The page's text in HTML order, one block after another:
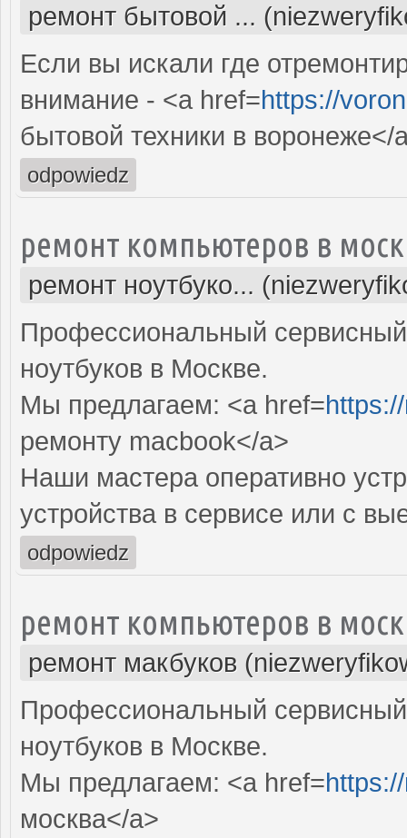
ремонт бытовой ...
Если вы искали где
внимание - <a href=https://
бытовой техники в воронеже</
odpowiedz
ремонт компьютеров в
ремонт ноутбуко...
Профессиональный
ноутбуков в Москве.
Мы предлагаем: <a href=
ремонту macbook</a>
Наши мастера оперативно
устройства в сервисе или с
odpowiedz
ремонт компьютеров в
ремонт макбуков
Профессиональный
ноутбуков в Москве.
Мы предлагаем: <a href=
москва</a>